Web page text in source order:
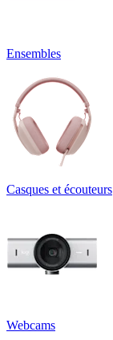
Ensembles
Casques et écouteurs
Webcams